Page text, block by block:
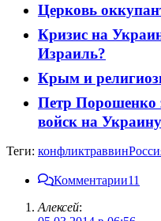
Церковь
Кризис на
Израиль?
Крым и
Петр Порошенко
войск на Украину
Теги: конфликтраввин
Комментарии11
Алексей: